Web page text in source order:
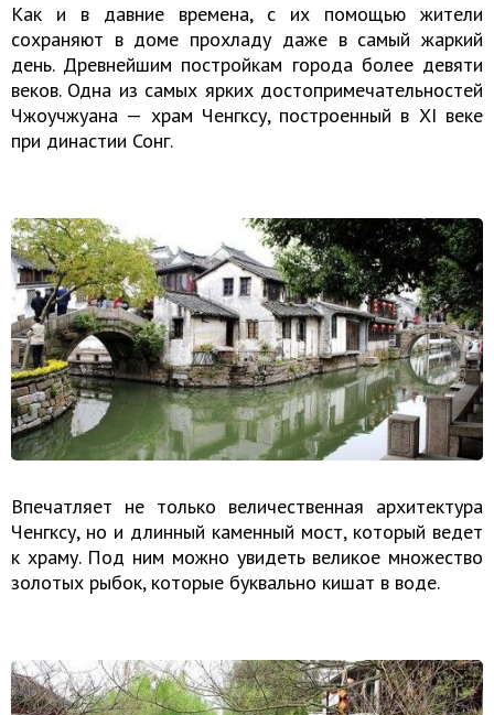
Как и в давние времена, с их помощью жители
сохраняют в доме прохладу даже в самый жаркий
день. Древнейшим постройкам города более девяти
веков. Одна из самых ярких достопримечательностей
Чжоучжуана — храм Ченгксу, построенный в XI веке
при династии Сонг.
Впечатляет не только величественная архитектура
Ченгксу, но и длинный каменный мост, который ведет
к храму. Под ним можно увидеть великое множество
золотых рыбок, которые буквально кишат в воде.